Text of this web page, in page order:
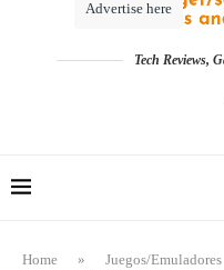
Tech Reviews,
Home » Juegos/Emuladores
Advertise here